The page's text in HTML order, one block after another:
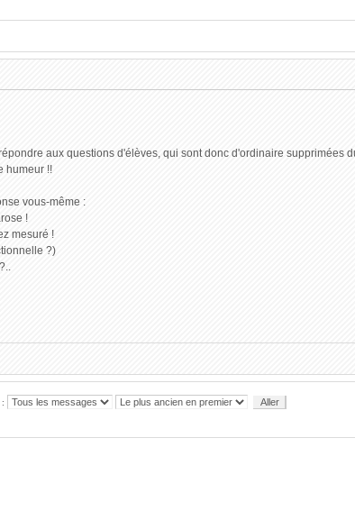
aux questions d'élèves, qui sont donc d'ordinaire supprimées
humeur !!
vous-même :
!
mesuré !
?)